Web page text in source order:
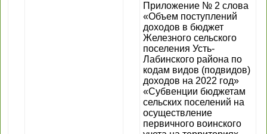
Приложение № 2 слова
«Объем поступлений
доходов в бюджет
Железного сельского
поселения Усть-
Лабинского района по
кодам видов (подвидов)
доходов на 2022 год»
«Субвенции бюджетам
сельских поселений на
осуществление
первичного воинского